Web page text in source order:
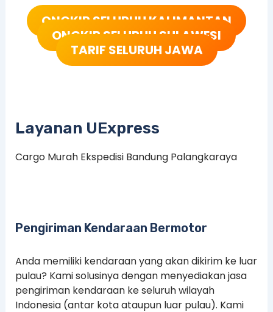
ONGKIR SELURUH KALIMANTAN
ONGKIR SELURUH SULAWESI
TARIF SELURUH JAWA
Layanan UExpress
Cargo Murah Ekspedisi Bandung Palangkaraya
Pengiriman Kendaraan Bermotor
Anda memiliki kendaraan yang akan dikirim ke luar
pulau? Kami solusinya dengan menyediakan jasa
pengiriman kendaraan ke seluruh wilayah
Indonesia (antar kota ataupun luar pulau). Kami